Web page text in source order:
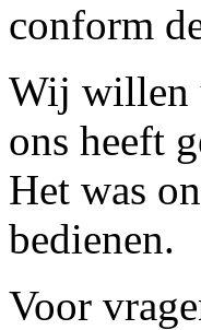
conform
Wij willen
ons heeft
Het was
bedienen.
Voor